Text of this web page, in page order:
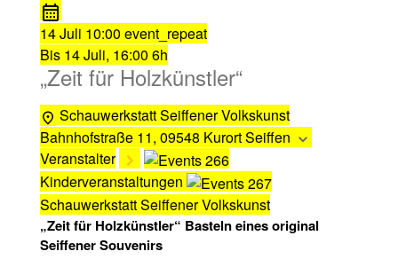
14 Juli 10:00 event_repeat
Bis 14 Juli, 16:00 6h
„Zeit für Holzkünstler“
Schauwerkstatt Seiffener Volkskunst
Bahnhofstraße 11, 09548 Kurort Seiffen
Veranstalter
Kinderveranstaltungen
Schauwerkstatt Seiffener Volkskunst
„Zeit für Holzkünstler“ Basteln eines original
Seiffener Souvenirs